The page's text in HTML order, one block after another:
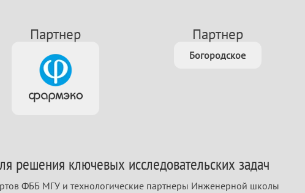
Партнер Партнер
Богородское
решения ключевых исследовательских задач
ФББ МГУ и технологические партнеры Инженерной школы